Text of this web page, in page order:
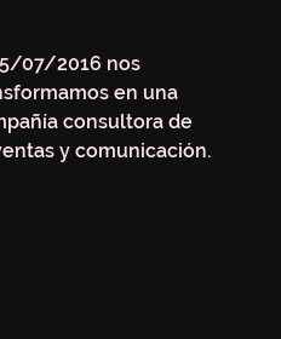
07/2016 nos
en una
consultora de
y comunicación.